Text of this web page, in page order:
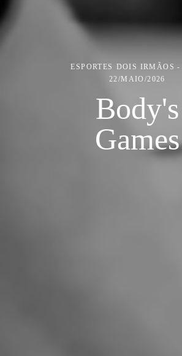
ESPORTES
DOIS IRMÃOS -
22/MAIO/2026
Body's
Games